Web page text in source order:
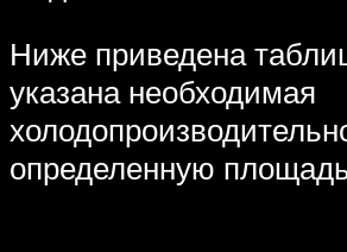
Ниже приведена
указана необходимая
определенную